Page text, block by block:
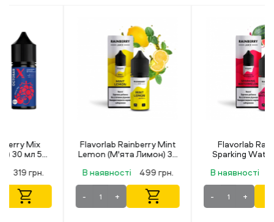
Flavorlab Rainberry Mint
Lemon (М'ята Лимон) 30
В наявності 499 грн.
-
Flavorlab Rainberry
Sparking Watermelon
50 мг
В наявності 499 грн.
-